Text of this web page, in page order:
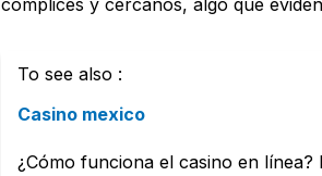
To see also :
Casino mexico
¿Cómo funciona el casino en